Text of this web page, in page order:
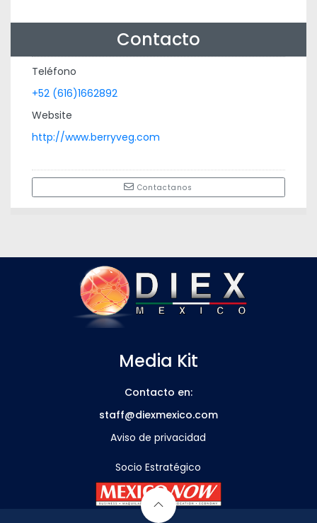
Contacto
Teléfono
+52 (616)1662892
Website
http://www.berryveg.com
Contactanos
Media Kit
Contacto en:
staff@diexmexico.com
Aviso de privacidad
Socio Estratégico